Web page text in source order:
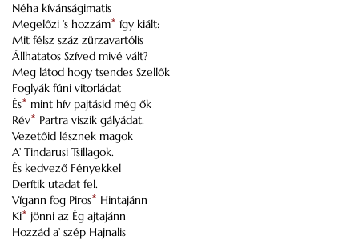
Néha kívánságimatis
Megelőzi ’s hozzám* így kiált:
Mit félsz száz zürzavartólis
Állhatatos Szíved mivé vált?
Meg látod hogy tsendes Szellők
Foglyák fúni vitorládat
És* mint hív pajtásid még ők
Rév* Partra viszik gályádat.
Vezetőid lésznek magok
A’ Tindarusi Tsillagok.
És kedvező Fényekkel
Derítik utadat fel.
Vígann fog Piros* Hintajánn
Ki* jönni az Ég ajtajánn
Hozzád a’ szép Hajnalis